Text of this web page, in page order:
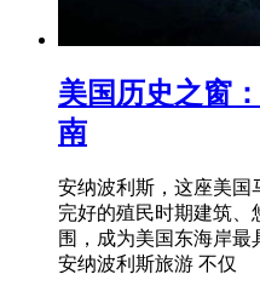
美国历史之窗
南
安纳波利斯，这座美国
完好的殖民时期建筑、
围，成为美国东海岸最
安纳波利斯旅游 不仅